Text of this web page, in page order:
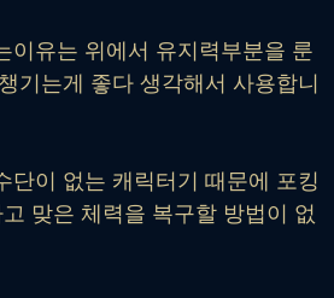
이유는 위에서 유지력부분을 룬
기는게 좋다 생각해서 사용합니
단이 없는 캐릭터기 때문에 포킹
맞은 체력을 복구할 방법이 없